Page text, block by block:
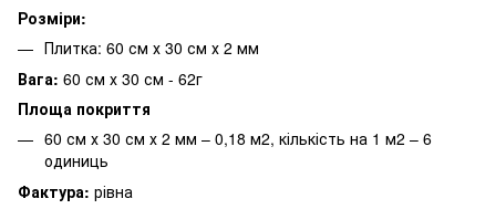
Розміри:
Плитка: 60 см х 30 см х 2 мм
Вага: 60 см х 30 см - 62г
Площа покриття
60 см х 30 см х 2 мм – 0,18 м2, кількість на 1 м2 – 6
одиниць
Фактура: рівна